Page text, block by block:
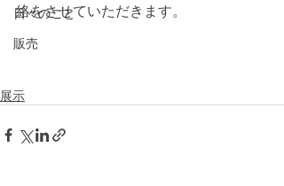
日々のこと
販売
絡をさせていただきます。
展示